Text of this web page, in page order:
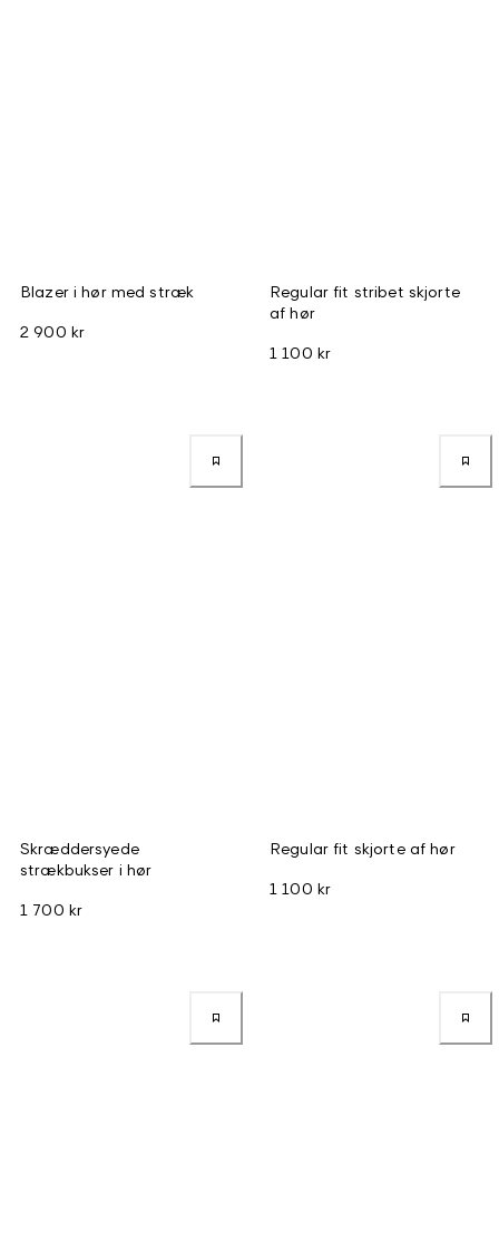
Blazer i hør med stræk
2 900 kr
Regular fit stribet skjorte
af hør
1 100 kr
Skræddersyede
strækbukser i hør
1 700 kr
Regular fit skjorte af hør
1 100 kr